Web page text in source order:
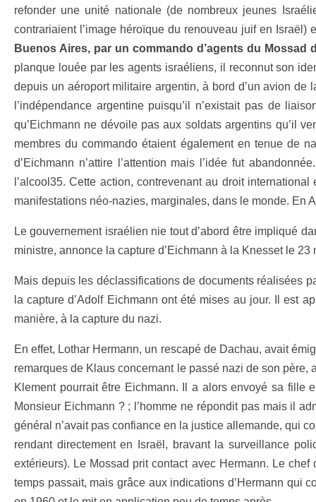
refonder une unité nationale (de nombreux jeunes
contrariaient l’image héroïque du renouveau juif en
Buenos Aires, par un commando d’agents du
planque louée par les agents israéliens, il reconnut son
depuis un aéroport militaire argentin, à bord d’un avion
l’indépendance argentine puisqu’il n’existait pas de
qu’Eichmann ne dévoile pas aux soldats argentins qu’il
membres du commando étaient également en tenue de
d’Eichmann n’attire l’attention mais l’idée fut
l’alcool35. Cette action, contrevenant au droit
manifestations néo-nazies, marginales, dans le monde. En
Le gouvernement israélien nie tout d’abord être impliqué
ministre, annonce la capture d’Eichmann à la Knesset le
Mais depuis les déclassifications de documents réalisées
la capture d’Adolf Eichmann ont été mises au jour. Il est
manière, à la capture du nazi.
En effet, Lothar Hermann, un rescapé de Dachau, avait
remarques de Klaus concernant le passé nazi de son
Klement pourrait être Eichmann. Il a alors envoyé sa fille
Monsieur Eichmann ? ; l’homme ne répondit pas mais il
général n’avait pas confiance en la justice allemande, qui
rendant directement en Israël, bravant la surveillance
extérieurs). Le Mossad prit contact avec Hermann. Le
temps passait, mais grâce aux indications d’Hermann qui